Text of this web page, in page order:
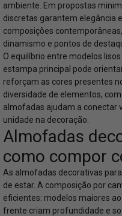
ambiente. Em propostas
discretas garantem elegância
composições
dinamismo e pontos de
O equilíbrio entre modelos
estampa principal pode
reforçam as cores presentes
diversidade de elementos,
almofadas ajudam a conectar
unidade na decoração.
Almofadas
como compor
As almofadas decorativas
de estar. A composição por
eficientes: modelos maiores
frente criam profundidade e